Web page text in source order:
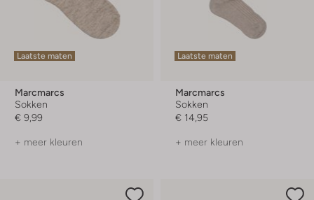
Laatste maten
Marcmarcs
Sokken
€ 9,99
+ meer kleuren
Laatste maten
Marcmarcs
Sokken
€ 14,95
+ meer kleuren